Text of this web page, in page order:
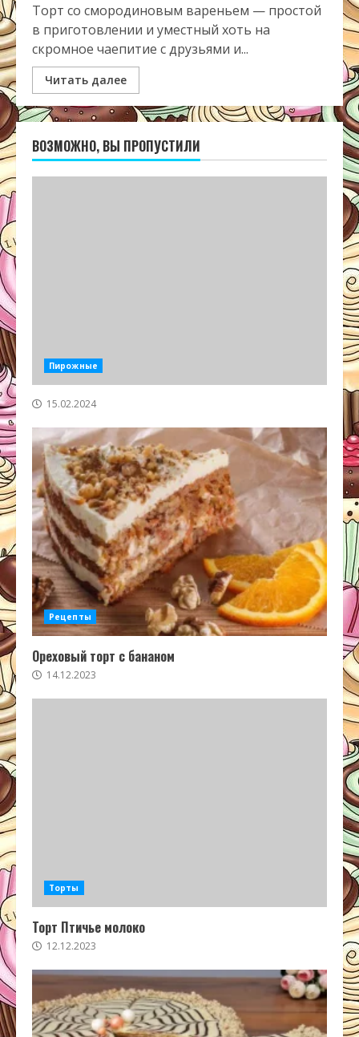
Торт со смородиновым вареньем — простой
в приготовлении и уместный хоть на
скромное чаепитие с друзьями и...
Читать далее
ВОЗМОЖНО, ВЫ ПРОПУСТИЛИ
Пирожные
15.02.2024
Рецепты
Ореховый торт с бананом
14.12.2023
Торты
Торт Птичье молоко
12.12.2023